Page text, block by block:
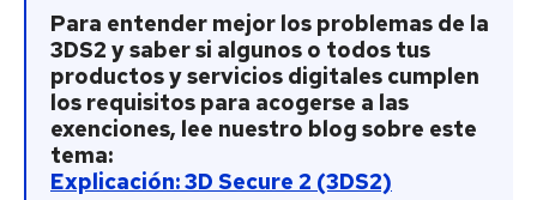
Para entender mejor los problemas de la
3DS2 y saber si algunos o todos tus
productos y servicios digitales cumplen
los requisitos para acogerse a las
exenciones, lee nuestro blog sobre este
tema:
Explicación: 3D Secure 2 (3DS2)